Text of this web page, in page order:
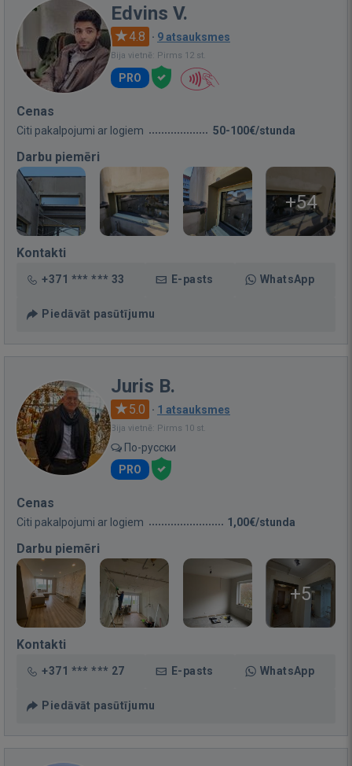
Edvins V.
4.8 · 9 atsauksmes
Bija vietnē: Pirms 12 st.
PRO
Cenas
Citi pakalpojumi ar logiem 50-100€/stunda
Darbu piemēri
+54
Kontakti
+371 *** *** 33 E-pasts WhatsApp
Piedāvāt pasūtījumu
Juris B.
5.0 · 1 atsauksmes
Bija vietnē: Pirms 10 st.
По-русски
PRO
Cenas
Citi pakalpojumi ar logiem 1,00€/stunda
Darbu piemēri
+5
Kontakti
+371 *** *** 27 E-pasts WhatsApp
Piedāvāt pasūtījumu